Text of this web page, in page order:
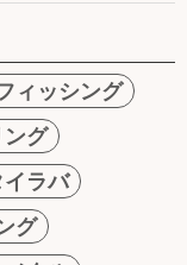
ィッシング
ング
イラバ
グ